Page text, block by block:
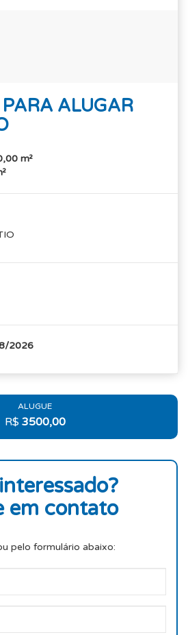
ALUGAR
m²
2026
ALUGUE
R$ 3500,00
em contato
pelo formulário abaixo: